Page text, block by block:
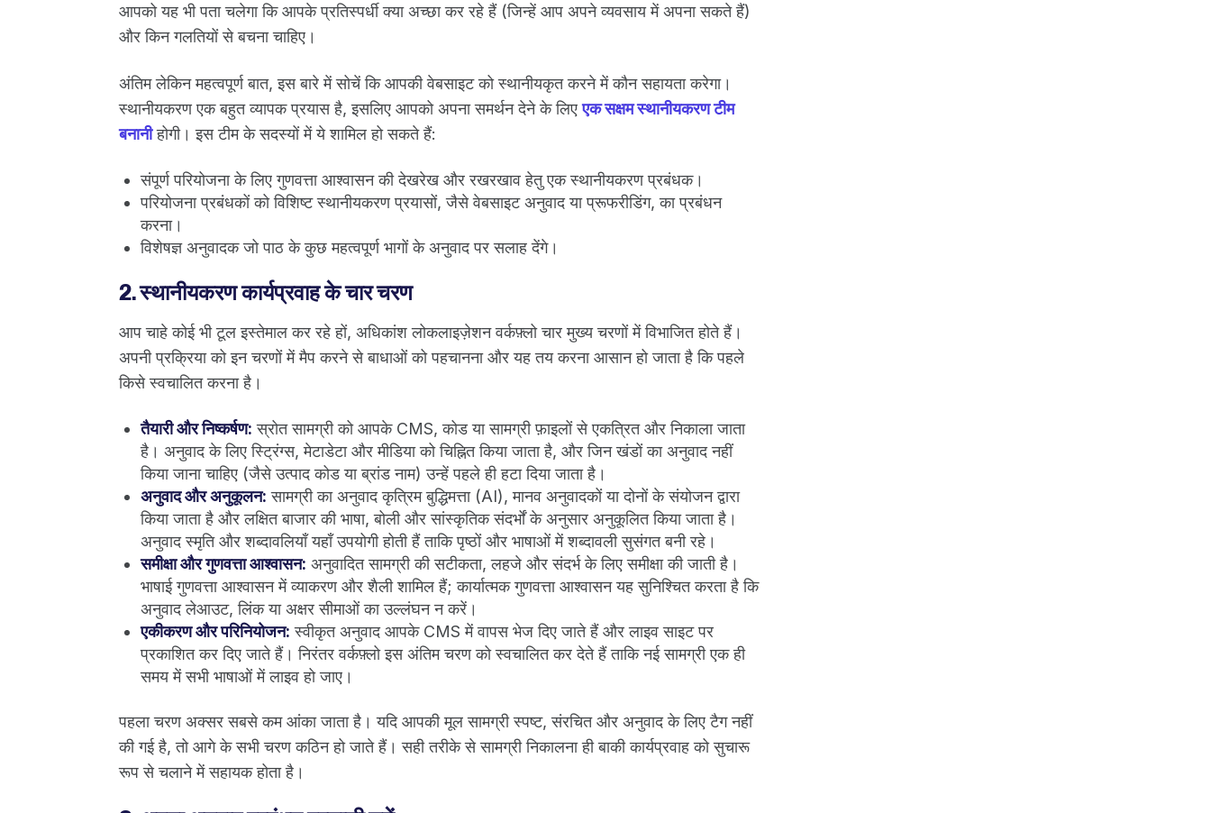
आपको यह भी पता चलेगा कि आपके प्रतिस्पर्धी क्या अच्छा कर रहे हैं (जिन्हें आप अपने व्यवसाय में अपना सकते हैं)
और किन गलतियों से बचना चाहिए।
अंतिम लेकिन महत्वपूर्ण बात, इस बारे में सोचें कि आपकी वेबसाइट को स्थानीयकृत करने में कौन सहायता करेगा।
स्थानीयकरण एक बहुत व्यापक प्रयास है, इसलिए आपको अपना समर्थन देने के लिएएक सक्षम स्थानीयकरण टीम
बनानीहोगी। इस टीम के सदस्यों में ये शामिल हो सकते हैं:
संपूर्ण परियोजना के लिए गुणवत्ता आश्वासन की देखरेख और रखरखाव हेतु एक स्थानीयकरण प्रबंधक।
परियोजना प्रबंधकों को विशिष्ट स्थानीयकरण प्रयासों, जैसे वेबसाइट अनुवाद या प्रूफरीडिंग, का प्रबंधन
करना।
विशेषज्ञ अनुवादक जो पाठ के कुछ महत्वपूर्ण भागों के अनुवाद पर सलाह देंगे।
2. स्थानीयकरण कार्यप्रवाह के चार चरण
आप चाहे कोई भी टूल इस्तेमाल कर रहे हों, अधिकांश लोकलाइज़ेशन वर्कफ़्लो चार मुख्य चरणों में विभाजित होते हैं।
अपनी प्रक्रिया को इन चरणों में मैप करने से बाधाओं को पहचानना और यह तय करना आसान हो जाता है कि पहले
किसे स्वचालित करना है।
तैयारी और निष्कर्षण: स्रोत सामग्री को आपके CMS, कोड या सामग्री फ़ाइलों से एकत्रित और निकाला जाता
है। अनुवाद के लिए स्ट्रिंग्स, मेटाडेटा और मीडिया को चिह्नित किया जाता है, और जिन खंडों का अनुवाद नहीं
किया जाना चाहिए (जैसे उत्पाद कोड या ब्रांड नाम) उन्हें पहले ही हटा दिया जाता है।
अनुवाद और अनुकूलन: सामग्री का अनुवाद कृत्रिम बुद्धिमत्ता (AI), मानव अनुवादकों या दोनों के संयोजन द्वारा
किया जाता है और लक्षित बाजार की भाषा, बोली और सांस्कृतिक संदर्भों के अनुसार अनुकूलित किया जाता है।
अनुवाद स्मृति और शब्दावलियाँ यहाँ उपयोगी होती हैं ताकि पृष्ठों और भाषाओं में शब्दावली सुसंगत बनी रहे।
समीक्षा और गुणवत्ता आश्वासन: अनुवादित सामग्री की सटीकता, लहजे और संदर्भ के लिए समीक्षा की जाती है।
भाषाई गुणवत्ता आश्वासन में व्याकरण और शैली शामिल हैं; कार्यात्मक गुणवत्ता आश्वासन यह सुनिश्चित करता है कि
अनुवाद लेआउट, लिंक या अक्षर सीमाओं का उल्लंघन न करें।
एकीकरण और परिनियोजन: स्वीकृत अनुवाद आपके CMS में वापस भेज दिए जाते हैं और लाइव साइट पर
प्रकाशित कर दिए जाते हैं। निरंतर वर्कफ़्लो इस अंतिम चरण को स्वचालित कर देते हैं ताकि नई सामग्री एक ही
समय में सभी भाषाओं में लाइव हो जाए।
पहला चरण अक्सर सबसे कम आंका जाता है। यदि आपकी मूल सामग्री स्पष्ट, संरचित और अनुवाद के लिए टैग नहीं
की गई है, तो आगे के सभी चरण कठिन हो जाते हैं। सही तरीके से सामग्री निकालना ही बाकी कार्यप्रवाह को सुचारू
रूप से चलाने में सहायक होता है।